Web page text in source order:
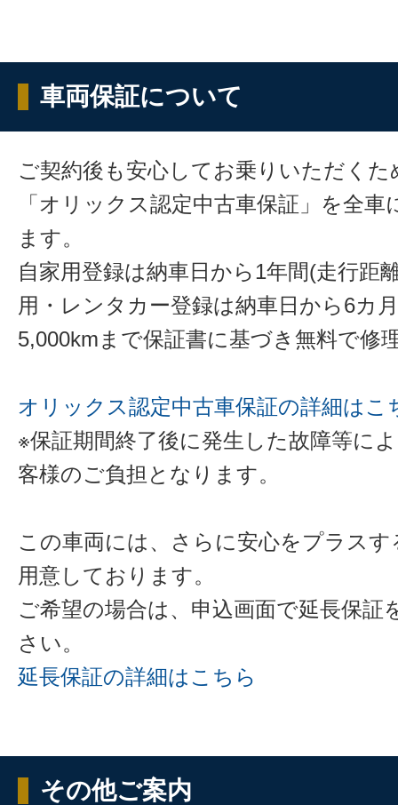
車両保証について
ご契約後も安心してお乗りいただくた
「オリックス認定中古車保証」を全
ます。
自家用登録は納車日から1年間(走行距
用・レンタカー登録は納車日から6カ
5,000kmまで保証書に基づき無料で修
オリックス認定中古車保証の詳細はこ
※保証期間終了後に発生した故障等に
客様のご負担となります。
この車両には、さらに安心をプラス
用意しております。
ご希望の場合は、申込画面で延長保証
さい。
延長保証の詳細はこちら
その他ご案内